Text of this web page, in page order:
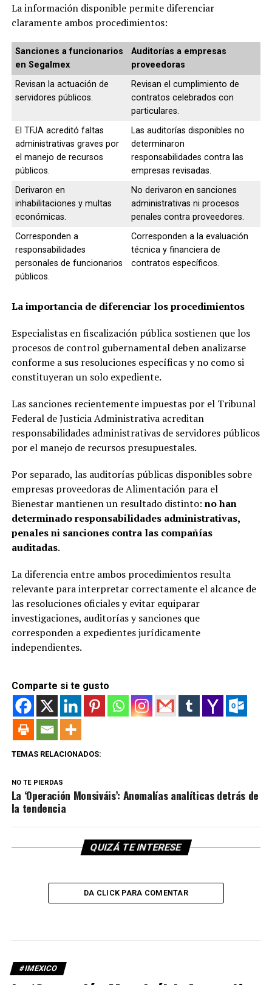
La información disponible permite diferenciar
claramente ambos procedimientos:
Sanciones a funcionarios
en Segalmex
Auditorías a empresas
proveedoras
Revisan la actuación de
servidores públicos.
Revisan el cumplimiento de
contratos celebrados con
particulares.
El TFJA acreditó faltas
administrativas graves por
el manejo de recursos
públicos.
Las auditorías disponibles no
determinaron
responsabilidades contra las
empresas revisadas.
Derivaron en
inhabilitaciones y multas
económicas.
No derivaron en sanciones
administrativas ni procesos
penales contra proveedores.
Corresponden a
responsabilidades
personales de funcionarios
públicos.
Corresponden a la evaluación
técnica y financiera de
contratos específicos.
La importancia de diferenciar los procedimientos
Especialistas en fiscalización pública sostienen que los
procesos de control gubernamental deben analizarse
conforme a sus resoluciones específicas y no como si
constituyeran un solo expediente.
Las sanciones recientemente impuestas por el Tribunal
Federal de Justicia Administrativa acreditan
responsabilidades administrativas de servidores públicos
por el manejo de recursos presupuestales.
Por separado, las auditorías públicas disponibles sobre
empresas proveedoras de Alimentación para el
Bienestar mantienen un resultado distinto: no han
determinado responsabilidades administrativas,
penales ni sanciones contra las compañías
auditadas.
La diferencia entre ambos procedimientos resulta
relevante para interpretar correctamente el alcance de
las resoluciones oficiales y evitar equiparar
investigaciones, auditorías y sanciones que
corresponden a expedientes jurídicamente
independientes.
Comparte si te gusto
TEMAS RELACIONADOS:
NO TE PIERDAS
La ‘Operación Monsiváis’: Anomalías analíticas detrás de
la tendencia
QUIZÁ TE INTERESE
DA CLICK PARA COMENTAR
#IMEXICO